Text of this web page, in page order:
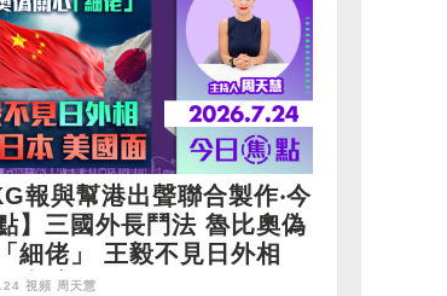
報與幫港出聲聯合製作‧今
】三國外長鬥法 魯比奧偽
細佬」 王毅不見日外相
本 美國面
視頻 周天慧